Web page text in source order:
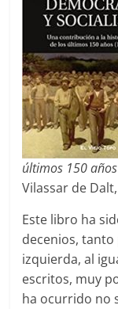
últimos 150
Vilassar de
Este libro ha
decenios,
izquierda, al
escritos, muy
ha ocurrido no